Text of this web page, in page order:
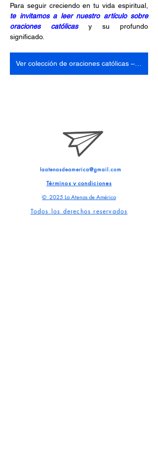
te invitamos a leer nuestro artículo sobre
oraciones católicas y su profundo
significado.
laatenasdeamerica@gmail.com
Términos y condiciones
© 2025 La Atenas de América
Todos los derechos reservados